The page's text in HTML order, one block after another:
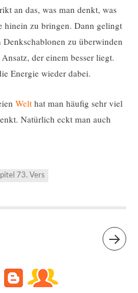
an das, was man denkt, was
hinein zu bringen. Dann gelingt
zu überwinden
der einem besser liegt.
Energie wieder dabei.
Welt hat man häufig sehr viel
Natürlich eckt man auch
73. Vers